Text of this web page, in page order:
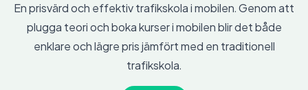
En prisvärd och effektiv trafikskola i mobilen. Genom att
plugga teori och boka kurser i mobilen blir det både
enklare och lägre pris jämfört med en traditionell
trafikskola.